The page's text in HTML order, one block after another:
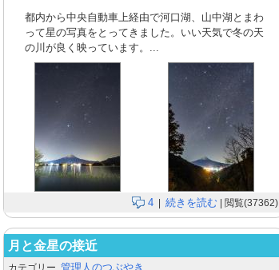
都内から中央自動車上経由で河口湖、山中湖とまわ
って星の写真をとってきました。いい天気で冬の天
の川が良く映っています。...
4 | 続きを読む | 閲覧(37362)
月と金星の接近
カテゴリー 管理人のつぶやき